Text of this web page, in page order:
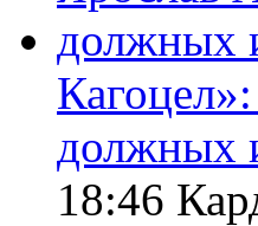
должных
18:46